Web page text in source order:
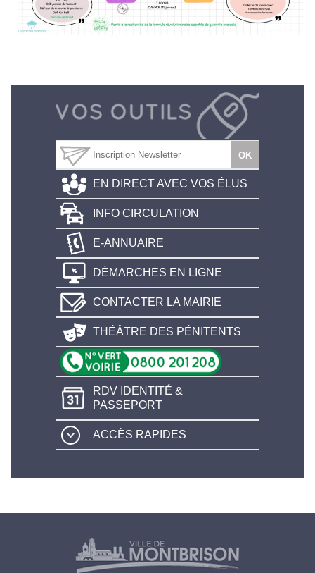
EN DIRECT AVEC VOS ÉLUS
INFO CIRCULATION
E-ANNUAIRE
DÉMARCHES EN LIGNE
CONTACTER LA MAIRIE
THÉÂTRE DES PÉNITENTS
RDV IDENTITÉ &
PASSEPORT
ACCÈS RAPIDES